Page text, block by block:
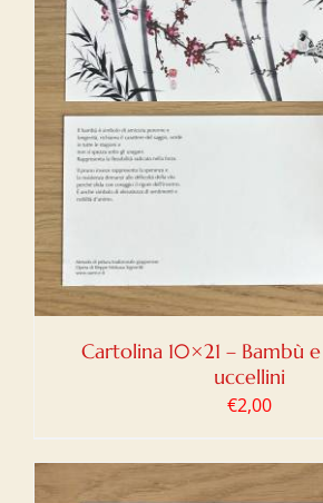
Cartolina 10×21 – Bambù
uccellini
€2,00